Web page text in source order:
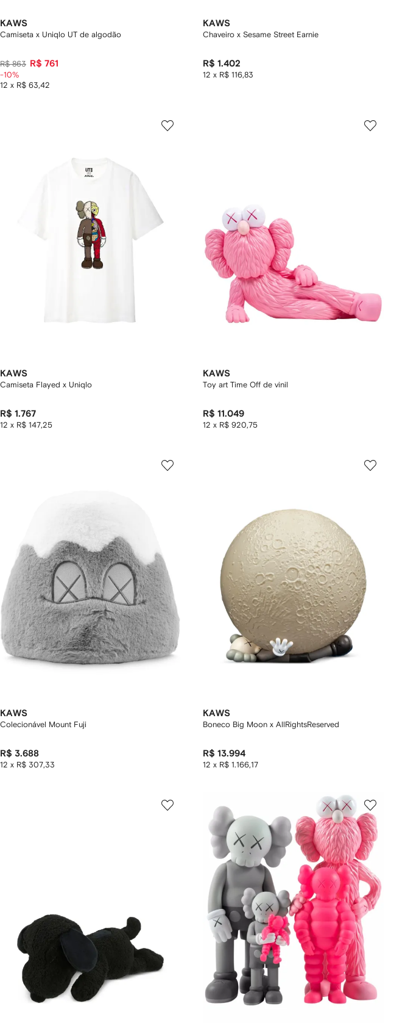
KAWS
Camiseta x Uniqlo UT de algodão
R$ 863 R$ 761
12 x R$ 63,42
-10%
KAWS
Chaveiro x Sesame Street Earnie
R$ 1.402
12 x R$ 116,83
KAWS
Camiseta Flayed x Uniqlo
R$ 1.767
12 x R$ 147,25
KAWS
Toy art Time Off de vinil
R$ 11.049
12 x R$ 920,75
KAWS
Colecionável Mount Fuji
R$ 3.688
12 x R$ 307,33
KAWS
Boneco Big Moon x AllRightsReserved
R$ 13.994
12 x R$ 1.166,17